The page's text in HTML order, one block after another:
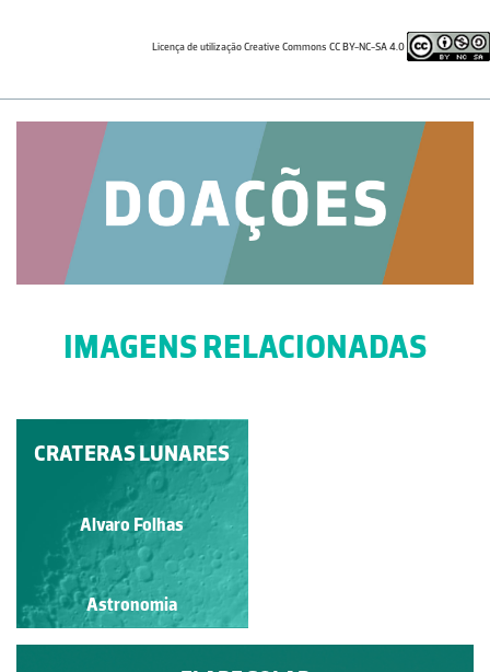
Licença de utilização Creative Commons CC BY-NC-SA 4.0
IMAGENS RELACIONADAS
ASTROLÁBIO
Guilherme Monteiro
Astronomia
CRATERAS LUNARES
Alvaro Folhas
Astronomia